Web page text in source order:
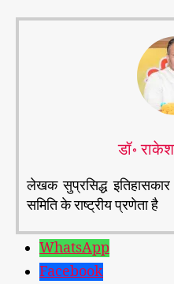
डॉ॰
लेखक सुप्रसिद्ध
समिति के राष्ट्रीय प्रणेता है
WhatsApp
Facebook